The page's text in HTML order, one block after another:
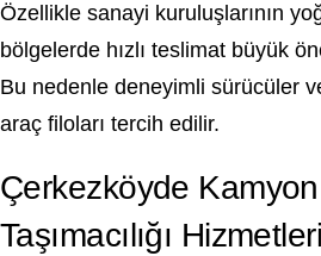
Özellikle sanayi kuruluşlarının
bölgelerde hızlı teslimat büyük
Bu nedenle deneyimli sürücüler
araç filoları tercih edilir.
Çerkezköyde Kamyon
Taşımacılığı Hizmetleri